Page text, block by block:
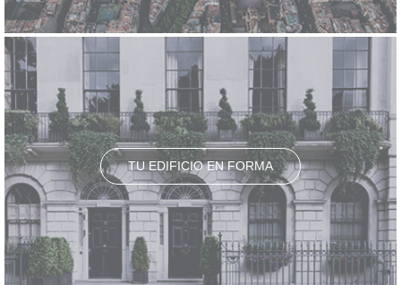
TU EDIFICIO EN FORMA